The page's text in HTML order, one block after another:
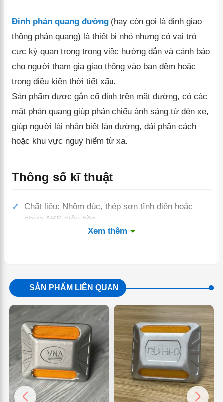
Đinh phản quang đường (hay còn gọi là đinh giao
thông phản quang) là thiết bị nhỏ nhưng có vai trò
cực kỳ quan trọng trong việc hướng dẫn và cảnh báo
cho người tham gia giao thông vào ban đêm hoặc
trong điều kiện thời tiết xấu.
Sản phẩm được gắn cố định trên mặt đường, có các
mặt phản quang giúp phản chiếu ánh sáng từ đèn xe,
giúp người lái nhận biết làn đường, dải phân cách
hoặc khu vực nguy hiểm từ xa.
Thông số kĩ thuật
Chất liệu: Nhôm đúc, thép sơn tĩnh điện hoặc
nhựa ABS siêu bền
Kích thước phổ biến: 100mm x 100mm x 20mm
Độ phản quang: ≥ 1000 mcd/lux/m²
Tải trọng chịu lực: Trên 20 tấn
Cách gắn: Dán keo epoxy hoặc bắt vít trực tiếp
Tuổi thọ: 3–5 năm ngoài trời
Công dụng
Cảnh báo và phân luồng giao thông: Giúp tài xế
Xem thêm
SẢN PHẨM LIÊN QUAN